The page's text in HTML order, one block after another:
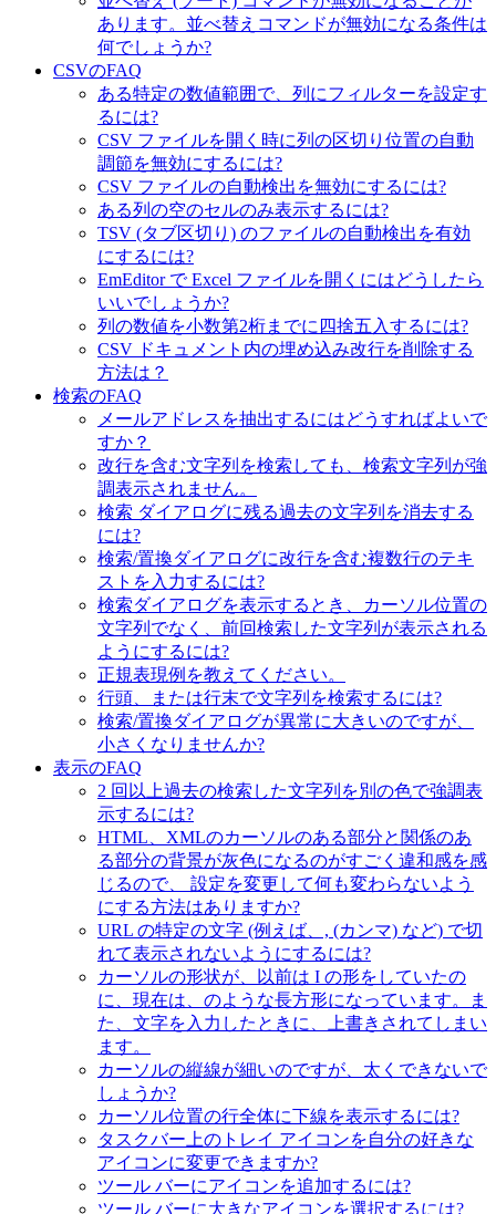
あります。並べ替えコマンドが無効になる条件は
何でしょうか?
CSVのFAQ
ある特定の数値範囲で、列にフィルターを設定す
るには?
CSV ファイルを開く時に列の区切り位置の自動
調節を無効にするには?
CSV ファイルの自動検出を無効にするには?
ある列の空のセルのみ表示するには?
TSV (タブ区切り) のファイルの自動検出を有効
にするには?
EmEditor で Excel ファイルを開くにはどうしたら
いいでしょうか?
列の数値を小数第2桁までに四捨五入するには?
CSV ドキュメント内の埋め込み改行を削除する
方法は？
検索のFAQ
メールアドレスを抽出するにはどうすればよいで
すか？
改行を含む文字列を検索しても、検索文字列が強
調表示されません。
検索 ダイアログに残る過去の文字列を消去する
には?
検索/置換ダイアログに改行を含む複数行のテキ
ストを入力するには?
検索ダイアログを表示するとき、カーソル位置の
文字列でなく、前回検索した文字列が表示される
ようにするには?
正規表現例を教えてください。
行頭、または行末で文字列を検索するには?
検索/置換ダイアログが異常に大きいのですが、
小さくなりませんか?
表示のFAQ
2 回以上過去の検索した文字列を別の色で強調表
示するには?
HTML、XMLのカーソルのある部分と関係のあ
る部分の背景が灰色になるのがすごく違和感を感
じるので、 設定を変更して何も変わらないよう
にする方法はありますか?
URL の特定の文字 (例えば、, (カンマ) など) で切
れて表示されないようにするには?
カーソルの形状が、以前は I の形をしていたの
に、現在は、のような長方形になっています。ま
た、文字を入力したときに、上書きされてしまい
ます。
カーソルの縦線が細いのですが、太くできないで
しょうか?
カーソル位置の行全体に下線を表示するには?
タスクバー上のトレイ アイコンを自分の好きな
アイコンに変更できますか?
ツール バーにアイコンを追加するには?
ツール バーに大きなアイコンを選択するには?